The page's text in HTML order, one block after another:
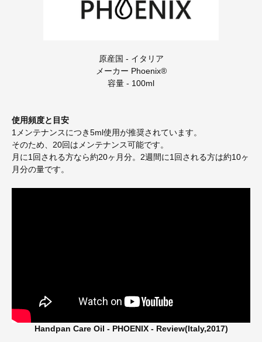
原産国 - イタリア
メーカー Phoenix®
容量 - 100ml
使用頻度と目安
1メンテナンスにつき5ml使用が推奨されています。
そのため、20回はメンテナンス可能です。
月に1回される方なら約20ヶ月分。2週間に1回される方は約10ヶ
月分の量です。
Handpan Care Oil - PHOENIX - Review(Italy,2017)